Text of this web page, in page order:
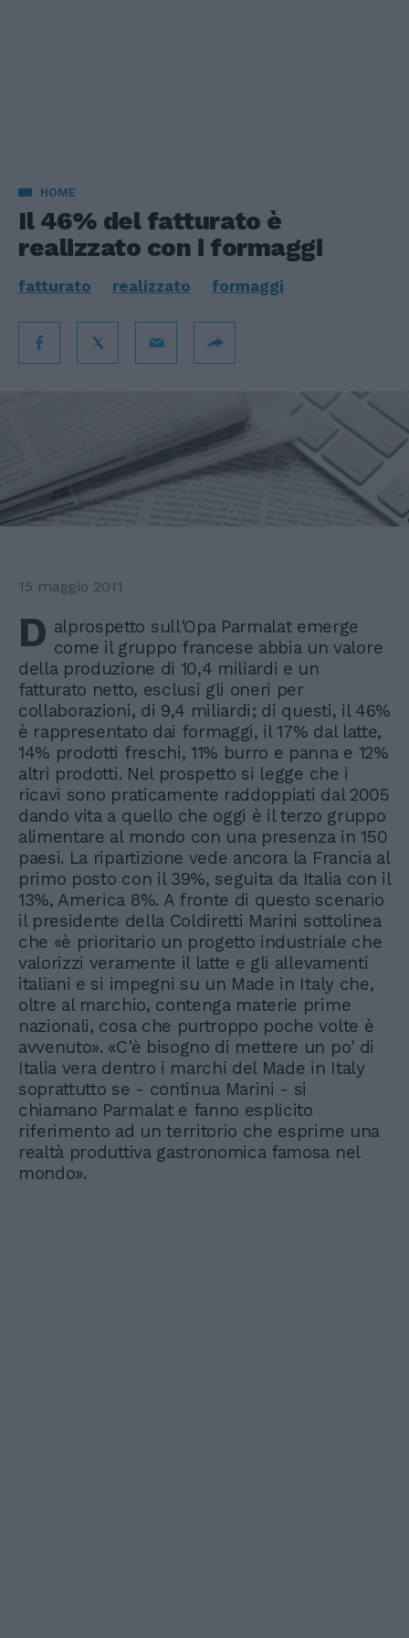
HOME
Il 46% del fatturato è
realizzato con i formaggi
fatturato realizzato formaggi
15 maggio 2011
D alprospetto sull'Opa Parmalat emerge
come il gruppo francese abbia un valore
della produzione di 10,4 miliardi e un
fatturato netto, esclusi gli oneri per
collaborazioni, di 9,4 miliardi; di questi, il 46%
è rappresentato dai formaggi, il 17% dal latte,
14% prodotti freschi, 11% burro e panna e 12%
altri prodotti. Nel prospetto si legge che i
ricavi sono praticamente raddoppiati dal 2005
dando vita a quello che oggi è il terzo gruppo
alimentare al mondo con una presenza in 150
paesi. La ripartizione vede ancora la Francia al
primo posto con il 39%, seguita da Italia con il
13%, America 8%. A fronte di questo scenario
il presidente della Coldiretti Marini sottolinea
che «è prioritario un progetto industriale che
valorizzi veramente il latte e gli allevamenti
italiani e si impegni su un Made in Italy che,
oltre al marchio, contenga materie prime
nazionali, cosa che purtroppo poche volte è
avvenuto». «C'è bisogno di mettere un po' di
Italia vera dentro i marchi del Made in Italy
soprattutto se - continua Marini - si
chiamano Parmalat e fanno esplicito
riferimento ad un territorio che esprime una
realtà produttiva gastronomica famosa nel
mondo».